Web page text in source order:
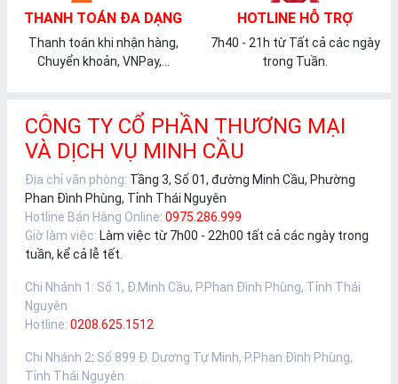
THANH TOÁN ĐA DẠNG
Thanh toán khi nhận hàng,
Chuyển khoản, VNPay,...
HOTLINE HỖ TRỢ
7h40 - 21h từ Tất cả các ngày
trong Tuần.
CÔNG TY CỔ PHẦN THƯƠNG MẠI
VÀ DỊCH VỤ MINH CẦU
Địa chỉ văn phòng: Tầng 3, Số 01, đường Minh Cầu, Phường
Phan Đình Phùng, Tỉnh Thái Nguyên
Hotline Bán Hàng Online: 0975.286.999
Giờ làm việc: Làm việc từ 7h00 - 22h00 tất cả các ngày trong
tuần, kể cả lễ tết.
Chi Nhánh 1 : Số 1, Đ.Minh Cầu, P.Phan Đình Phùng, Tỉnh Thái
Nguyên
Hotline: 0208.625.1512
Chi Nhánh 2: Số 899 Đ. Dương Tự Minh, P.Phan Đình Phùng,
Tỉnh Thái Nguyên